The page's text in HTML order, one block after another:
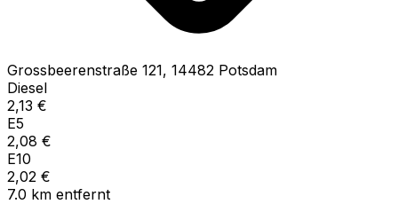
Grossbeerenstraße 121, 14482 Potsdam
Diesel
2,13 €
E5
2,08 €
E10
2,02 €
7.0 km entfernt